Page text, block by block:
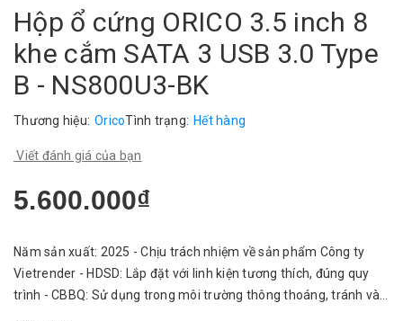
Hộp ổ cứng ORICO 3.5 inch 8
khe cắm SATA 3 USB 3.0 Type
B - NS800U3-BK
Thương hiệu: OricoTình trạng: Hết hàng
Viết đánh giá của bạn
5.600.000₫
Năm sản xuất: 2025 - Chịu trách nhiệm về sản phẩm Công ty
Vietrender - HDSD: Lắp đặt với linh kiện tương thích, đúng quy
trình - CBBQ: Sử dụng trong môi trường thông thoáng, tránh vào